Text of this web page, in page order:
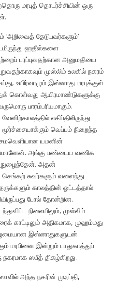
மரபுத் தொடர்ச்சியின் ஒரு
தேடுபவர்களும்’
ஹதீஸ்களை
பரப்புவதற்கான அனுமதியை
முஸ்லிம் உலகில் நகரம்
உயிர்வாழும் இஸ்னாது மரபுக்குள்
கொள்வது ஆயிரமாண்டுகளுக்கு
பாரம்பரியமாகும்.
எகிப்திலிருந்து
வெப்பம் நிறைந்த
யமனின்
அங்கு பண்டைய வணிக
நுழைந்தேன். அதன்
சுவர்களும் வளைந்து
காலத்தின் ஓட்டத்தால்
போல் தோன்றின.
நிலையிலும், முஸ்லிம்
காட்டிலும் அதிகமாக, முஹம்மது
இஸ்னாதுகளுடன்
மரபினை இன்றும் பாதுகாத்துப்
ஸபீத் திகழ்கிறது.
அந்த நகரின் முஃப்தி,